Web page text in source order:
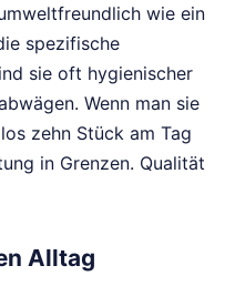
wie ein
spezifische
sie oft hygienischer
Wenn man sie
zehn Stück am Tag
in Grenzen. Qualität
Alltag